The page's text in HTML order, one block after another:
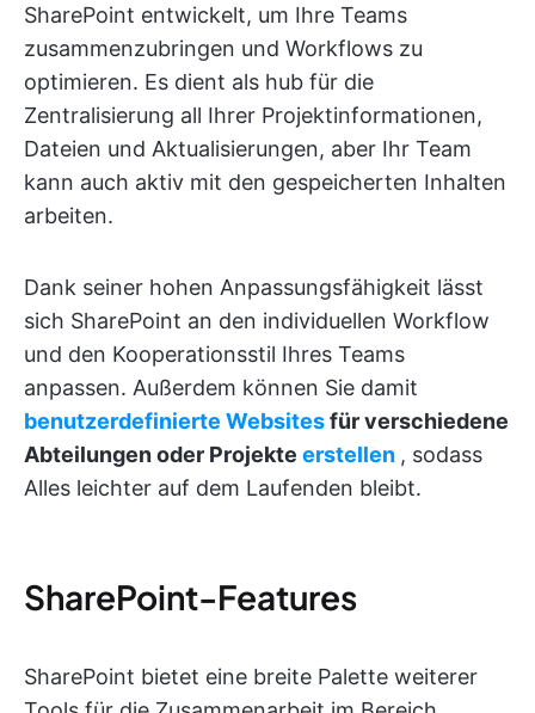
SharePoint entwickelt, um Ihre Teams
zusammenzubringen und Workflows zu
optimieren. Es dient als hub für die
Zentralisierung all Ihrer Projektinformationen,
Dateien und Aktualisierungen, aber Ihr Team
kann auch aktiv mit den gespeicherten Inhalten
arbeiten.
Dank seiner hohen Anpassungsfähigkeit lässt
sich SharePoint an den individuellen Workflow
und den Kooperationsstil Ihres Teams
anpassen. Außerdem können Sie damit
benutzerdefinierte Websitesfür verschiedene
Abteilungen oder Projekte erstellen , sodass
Alles leichter auf dem Laufenden bleibt.
SharePoint-Features
SharePoint bietet eine breite Palette weiterer